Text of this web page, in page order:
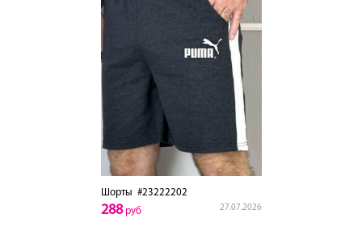
Шорты #23222202
27.07.2026
288руб